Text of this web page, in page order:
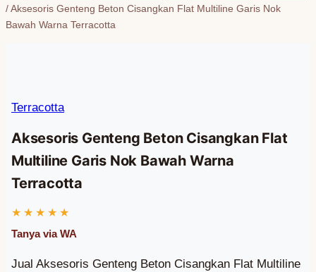
/Aksesoris Genteng Beton Cisangkan Flat Multiline Garis Nok
Bawah Warna Terracotta
Terracotta
Aksesoris Genteng Beton Cisangkan Flat
Multiline Garis Nok Bawah Warna
Terracotta
Jual Aksesoris Genteng Beton Cisangkan Flat Multiline